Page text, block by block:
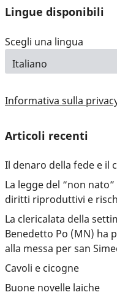
Lingue disponibili
Scegli una lingua
Informativa sulla
Articoli recenti
Il denaro della fede e il
La legge del “non
diritti riproduttivi e
La clericalata della
Benedetto Po (MN) ha
alla messa per san
Cavoli e cicogne
Buone novelle laiche